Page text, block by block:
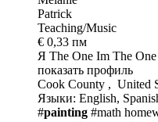
Patrick
Teaching/Music
€ 0,33 пм
Я The One Im The
показать профиль
Cook County , United
Языки: English,
#painting #math